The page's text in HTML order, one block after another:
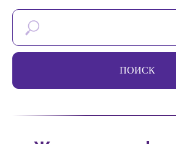
ПОИСК